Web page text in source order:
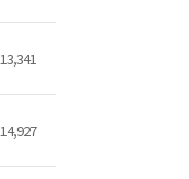
13,341
14,927